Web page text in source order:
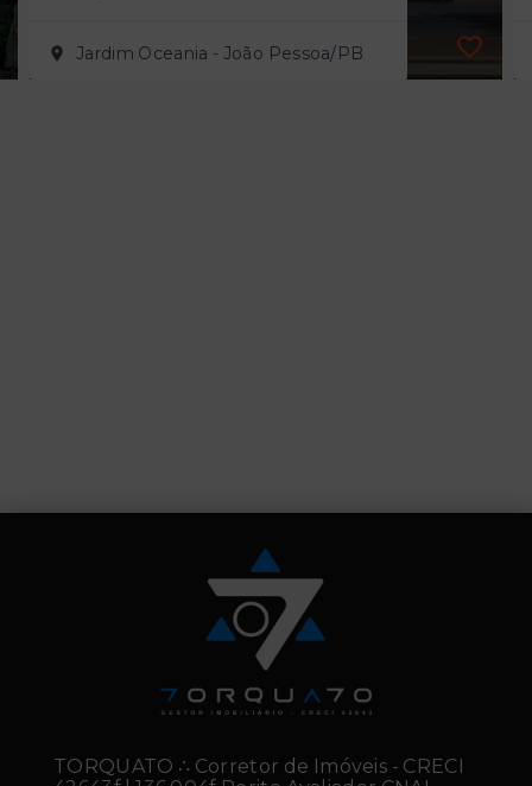
Jardim Oceania - João Pessoa/PB
TORQUATO ∴ Corretor de Imóveis - CRECI